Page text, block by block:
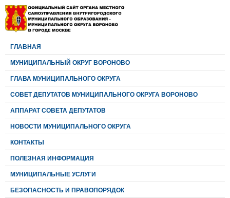
ГЛАВНАЯ
МУНИЦИПАЛЬНЫЙ ОКРУГ ВОРОНОВО
ГЛАВА МУНИЦИПАЛЬНОГО ОКРУГА
CОВЕТ ДЕПУТАТОВ МУНИЦИПАЛЬНОГО ОКРУГА ВОРОНОВО
АППАРАТ СОВЕТА ДЕПУТАТОВ
НОВОСТИ МУНИЦИПАЛЬНОГО ОКРУГА
КОНТАКТЫ
ПОЛЕЗНАЯ ИНФОРМАЦИЯ
МУНИЦИПАЛЬНЫЕ УСЛУГИ
БЕЗОПАСНОСТЬ И ПРАВОПОРЯДОК